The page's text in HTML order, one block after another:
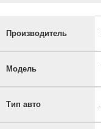
Производитель
Модель
Тип авто